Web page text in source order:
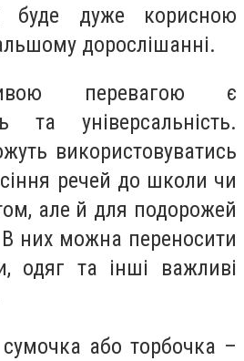
і буде дуже корисною
дорослішанні.
перевагою є
та універсальність.
використовуватись
речей до школи чи
але й для подорожей
них можна переносити
одяг та інші важливі
сумочка або торбочка –